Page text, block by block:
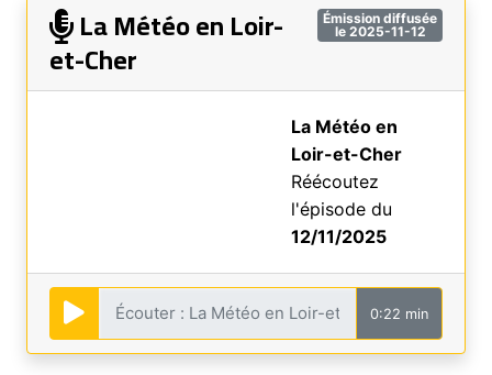
Émission diffusée
le 2025-11-12
La Météo en Loir-
et-Cher
La Météo en
Loir-et-Cher
Réécoutez
l'épisode du
12/11/2025
0:22 min